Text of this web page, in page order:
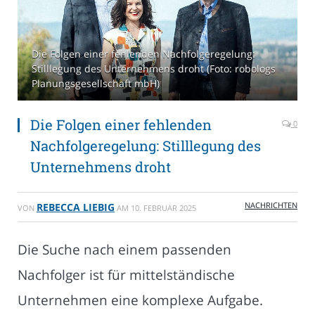
Die Folgen einer fehlenden Nachfolgeregelung:
Stilllegung des Unternehmens droht (Foto: robologs
Planungsgesellschaft mbH)
Die Folgen einer fehlenden
Nachfolgeregelung: Stilllegung des
Unternehmens droht
0
VON REBECCA LIEBIG AM 10. FEBRUAR 2025 NACHRICHTEN
Die Suche nach einem passenden
Nachfolger ist für mittelständische
Unternehmen eine komplexe Aufgabe.